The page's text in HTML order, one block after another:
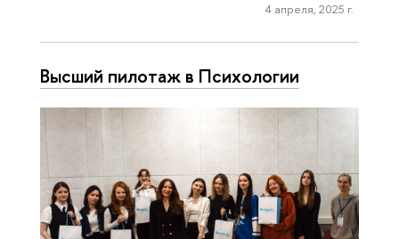
4 апреля, 2025 г.
Высший пилотаж в Психологии